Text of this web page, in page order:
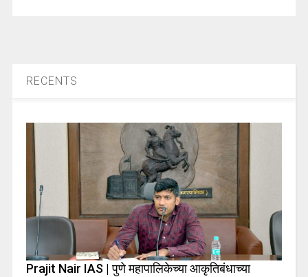
RECENTS
Prajit Nair IAS | पुणे महापालिकेच्या आकृतिबंधाच्या